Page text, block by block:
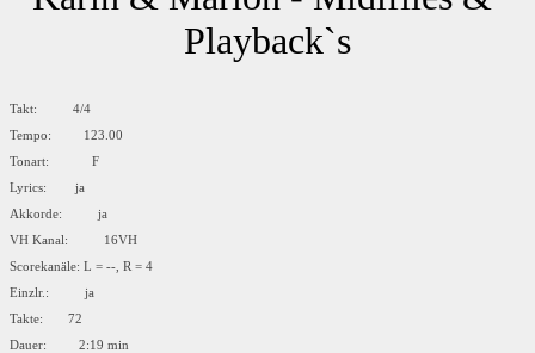
Playback`s
Takt: 4/4
Tempo: 123.00
Tonart: F
Lyrics: ja
Akkorde: ja
VH Kanal: 16VH
Scorekanäle: L = --, R = 4
Einzlr.: ja
Takte: 72
Dauer: 2:19 min